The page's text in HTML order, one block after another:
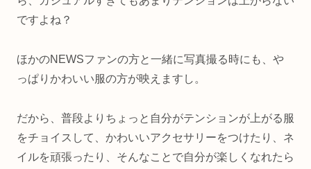
ですよね？
ほかのNEWSファンの方と一緒に写真撮る時にも、や
っぱりかわいい服の方が映えますし。
だから、普段よりちょっと自分がテンションが上がる服
をチョイスして、かわいいアクセサリーをつけたり、ネ
イルを頑張ったり、そんなことで自分が楽しくなれたら